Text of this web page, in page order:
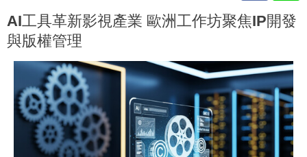
AI工具革新影視產業 歐洲工作坊聚焦IP開發
與版權管理